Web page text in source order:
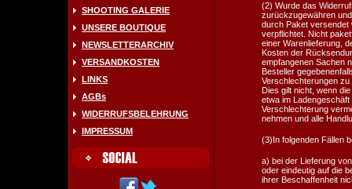
SHOOTING GALERIE
UNSERE BOUTIQUE
NEWSLETTERARCHIV
VERSANDKOSTEN
LINKS
AGBs
WIDERRUFSBELEHRUNG
IMPRESSUM
(2) Wurde das
zurückzugewähren
durch Paket versendet
verpflichtet. Nicht
einer Warenlieferung,
Kosten der
empfangenen Sachen
Besteller
Verschlechterungen
Dies gilt nicht, wenn
etwa im
Verschlechterung
nehmen und alle
(3)In folgenden Fällen
a) bei der Lieferung
oder eindeutig auf die
ihrer Beschaffenheit